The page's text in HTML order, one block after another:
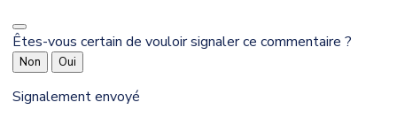
Êtes-vous certain de vouloir signaler ce commentaire ?
Non Oui
Signalement envoyé